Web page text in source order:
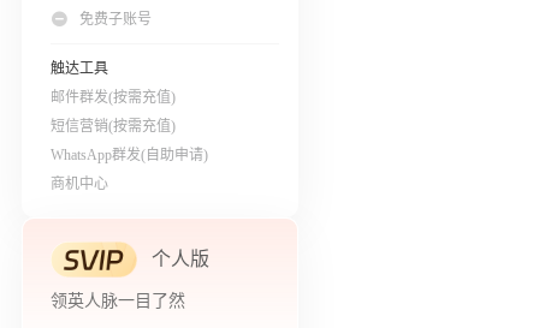
免费子账号
触达工具
邮件群发(按需充值)
短信营销(按需充值)
WhatsApp群发(自助申请)
商机中心
个人版
领英人脉一目了然